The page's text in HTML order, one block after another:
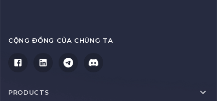
CỘNG ĐỒNG CỦA CHÚNG TA
PRODUCTS